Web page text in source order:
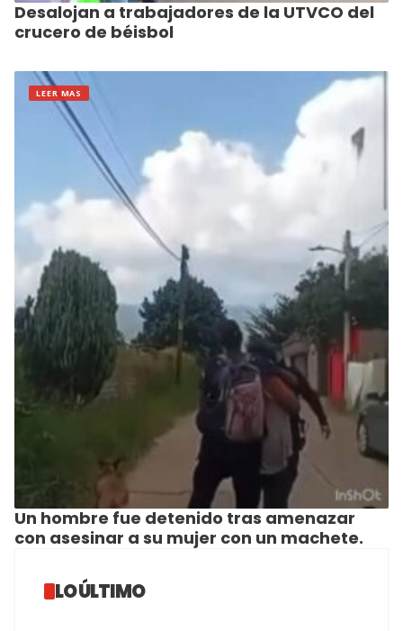
Desalojan a trabajadores de la UTVCO del
crucero de béisbol
LEER MAS
Un hombre fue detenido tras amenazar
con asesinar a su mujer con un machete.
LO ÚLTIMO